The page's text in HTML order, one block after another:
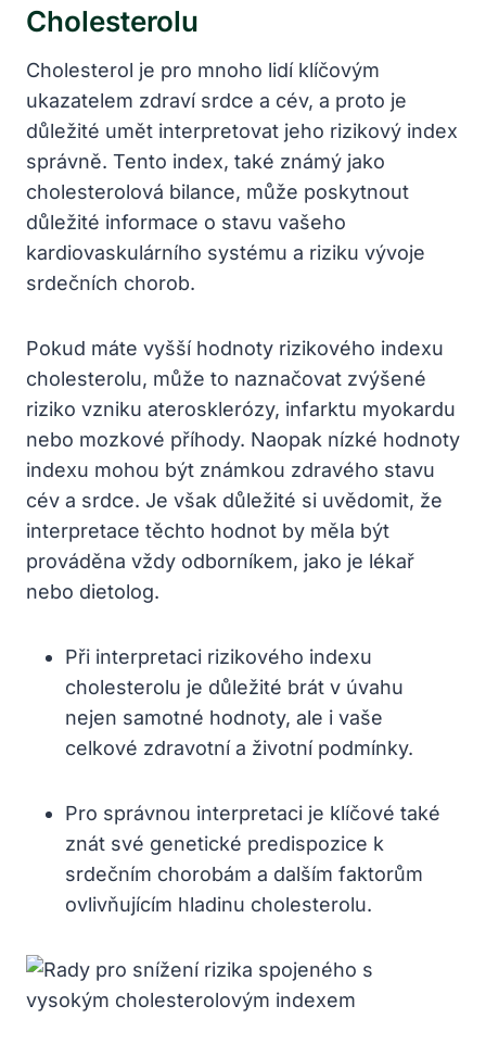
Cholesterolu
Cholesterol je pro mnoho‌ lidí klíčovým
ukazatelem zdraví srdce​ a cév, a proto je
důležité umět interpretovat ‌jeho rizikový⁣ index
správně. ​Tento index, ​také známý jako
cholesterolová bilance, může poskytnout
důležité informace o stavu⁣ vašeho
kardiovaskulárního systému a ‍riziku vývoje
srdečních⁤ chorob.
Pokud máte vyšší hodnoty rizikového indexu
cholesterolu, může to naznačovat zvýšené
riziko vzniku aterosklerózy, infarktu myokardu
nebo mozkové příhody. Naopak nízké hodnoty
indexu mohou být známkou zdravého stavu
cév a srdce. Je však důležité si uvědomit, že
interpretace těchto hodnot by měla být
prováděna vždy odborníkem, jako je lékař
nebo dietolog.
Při interpretaci rizikového indexu
cholesterolu‌ je⁢ důležité brát v úvahu‍
nejen ⁢samotné hodnoty, ale‌ i vaše
celkové zdravotní a životní podmínky.
Pro správnou interpretaci ⁢je klíčové také
znát své genetické predispozice​ k
srdečním chorobám a dalším⁢ faktorům
ovlivňujícím hladinu cholesterolu.